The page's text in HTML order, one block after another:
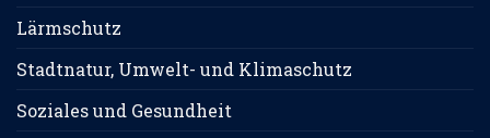
Lärmschutz
Stadtnatur, Umwelt- und Klimaschutz
Soziales und Gesundheit